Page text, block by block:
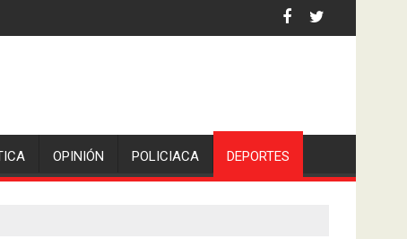
por asaltantes
OPINIÓN POLICIACA DEPORTES